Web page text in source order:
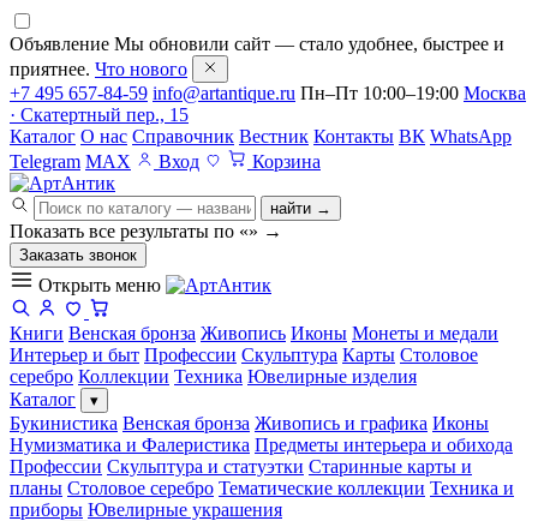
Объявление Мы обновили сайт — стало удобнее, быстрее и
приятнее. Что нового
+7 495 657-84-59 info@artantique.ru Пн–Пт 10:00–19:00 Москва
· Скатертный пер., 15
Каталог О нас Справочник Вестник Контакты ВК WhatsApp
Telegram MAX Вход Корзина
найти →
Показать все результаты по «» →
Заказать звонок
Открыть меню
Книги Венская бронза Живопись Иконы Монеты и медали
Интерьер и быт Профессии Скульптура Карты Столовое
серебро Коллекции Техника Ювелирные изделия
Каталог
▾
Букинистика Венская бронза Живопись и графика Иконы
Нумизматика и Фалеристика Предметы интерьера и обихода
Профессии Скульптура и статуэтки Старинные карты и
планы Столовое серебро Тематические коллекции Техника и
приборы Ювелирные украшения